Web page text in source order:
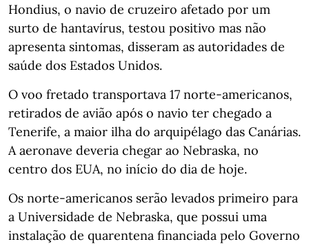
Hondius, o navio de cruzeiro afetado por um
surto de hantavírus, testou positivo mas não
apresenta sintomas, disseram as autoridades de
saúde dos Estados Unidos.
O voo fretado transportava 17 norte-americanos,
retirados de avião após o navio ter chegado a
Tenerife, a maior ilha do arquipélago das Canárias.
A aeronave deveria chegar ao Nebraska, no
centro dos EUA, no início do dia de hoje.
Os norte-americanos serão levados primeiro para
a Universidade de Nebraska, que possui uma
instalação de quarentena financiada pelo Governo